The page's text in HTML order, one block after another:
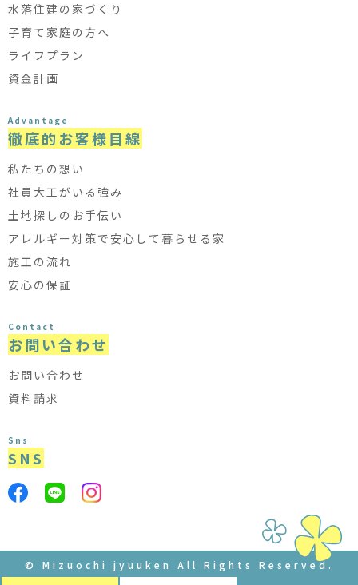
水落住建の家づくり
子育て家庭の方へ
ライフプラン
資金計画
Advantage
徹底的お客様目線
私たちの想い
社員大工がいる強み
土地探しのお手伝い
アレルギー対策で安心して暮らせる家
施工の流れ
安心の保証
Contact
お問い合わせ
お問い合わせ
資料請求
Sns
SNS
© Mizuochi jyuuken All Rights Reserved.